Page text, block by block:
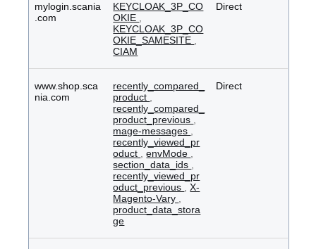
mylogin.scania
.com
KEYCLOAK_3P_CO
OKIE
KEYCLOAK_3P_CO
OKIE_SAMESITE
CIAM
Direct
www.shop.sca
nia.com
recently_compared_
product
recently_compared_
product_previous
mage-messages
recently_viewed_pr
oduct
,envMode
section_data_ids
recently_viewed_pr
oduct_previous
,X-
Magento-Vary
product_data_stora
ge
Direct